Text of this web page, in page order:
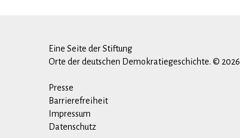
Eine Seite der Stiftung
Orte der deutschen Demokratiegeschichte. © 2026
Presse
Barrierefreiheit
Impressum
Datenschutz